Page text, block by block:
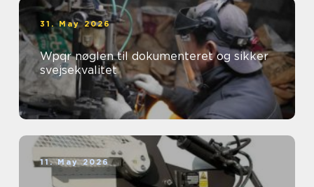
31. May 2026
Wpqr nøglen til dokumenteret og sikker
svejsekvalitet
11. May 2026